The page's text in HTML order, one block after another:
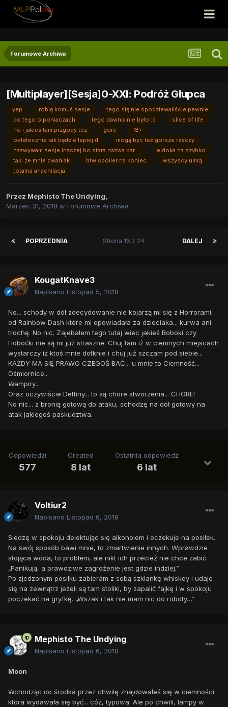
Forumowe Archiwa
[Multiplayer][Sesja]0-XXI: Podróż Głupca
yep robię komuś sesje
tego się nie spodziewaliście pewnie
do tego o poniaczach
tego dawno nie było :d
slice of life
no i jakieś tam przgody też
gore
18+
ostatecznie tak będzie lepiej d:
mogą byc też gorsze rzeczy
nazwywam sesje inaczej bo stara nazwa bardzo nie pasowała
eldoka na szybko
taki ze mnie cwaniak
btw spoiler na koniec
wszyscy umrą
totalna anachilacja
Przez Mephisto The Undying,
Marzec 31, 2018 w Forumowe Archiwa
POPRZEDNIA DALEJ
Strona 16 z 24
KougatKnave3
Napisano Listopad 5, 2018
No... schody w dół zdecydowanie nie kojarzą mi się z Horrorami
od Rainbow Dash które mi opowiadała za dzieciaka... kurwa ani
trochę. No nic. Zajebałem tego tutaj wiec jakieś Boboki czy
Hoboćki nie są mi już straszne. Chuj tam iż w ciemnych miejscach
wystarczy iż ktoś mnie dotknie i chuj już szczam pod siebie...
KAŻDY MA SIĘ PRAWO CZEGOŚ BAĆ... u mnie to Ciemność...
Ośmiornice...
Wampiry...
Oraz oczywiście Delfiny... to są chore stworzenia... CHORE!
No nic... z bronią gotową do ataku, schodzę na dół gotowy na
atak jakiegoś paskudztwa.
Odpowiedzi
577
Created
8 lat
Ostatnia odpowiedź
6 lat
Voltiur2
Napisano Listopad 6, 2018
Siedzę w spokoju delektując się alkoholem i oczekuje na posiłek.
Na swój sposób bawi mnie, to zmartwienie innych. Wprawdzie
stojąca woda, to problem, ale nikt ich przecież nie chce zabić.
„Panikują, a prawdziwe zagrożenie jest gdzie indziej.”
Po zjedzonym posiłku zabieram z sobą szklankę whiskey i udaje
się na zewnątrz jeżeli są tam stoliki, by zapalić fajkę i w spokoju
poczekać na gryfkę. „Wszak i tak nie mam nic do roboty…”
Mephisto The Undying
Napisano Listopad 6, 2018
Moon
Wchodząc do środka przez chwilę znajdowałeś się w ciemności
która wydawała się być... cóż, typowa. Ale po chwili, lampy w